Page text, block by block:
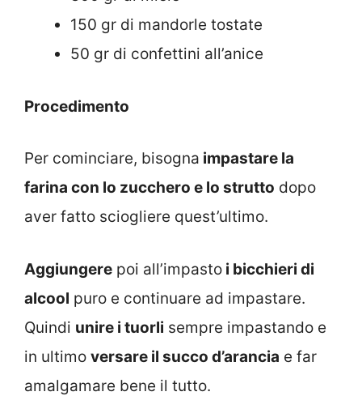
150 gr di mandorle tostate
50 gr di confettini all’anice
Procedimento
Per cominciare, bisogna impastare la
farina con lo zucchero e lo strutto dopo
aver fatto sciogliere quest’ultimo.
Aggiungere poi all’impasto i bicchieri di
alcool puro e continuare ad impastare.
Quindi unire i tuorli sempre impastando e
in ultimo versare il succo d’arancia e far
amalgamare bene il tutto.